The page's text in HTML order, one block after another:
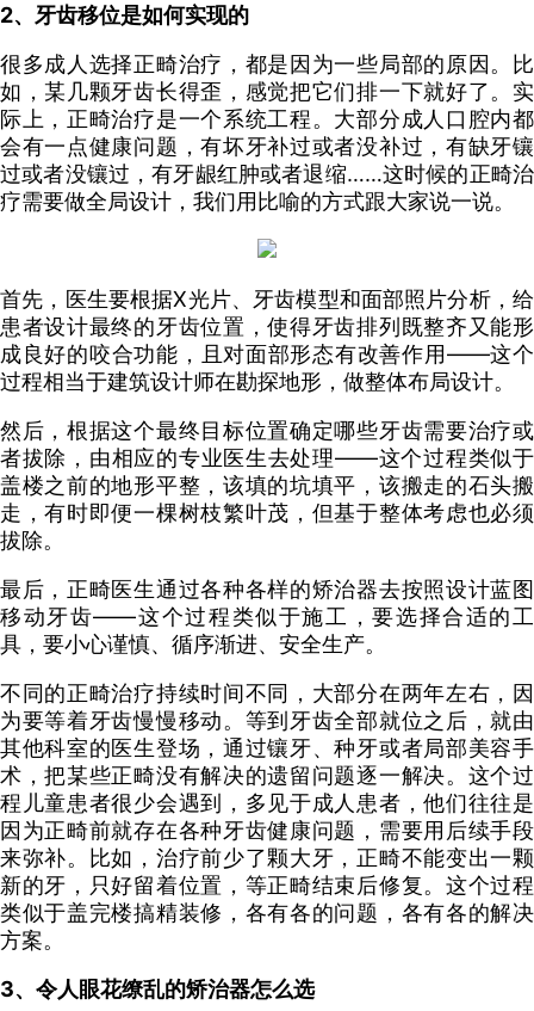
2、牙齿移位是如何实现的
很多成人选择正畸治疗，都是因为一些局部的原因。比
如，某几颗牙齿长得歪，感觉把它们排一下就好了。实
际上，正畸治疗是一个系统工程。大部分成人口腔内都
会有一点健康问题，有坏牙补过或者没补过，有缺牙镶
过或者没镶过，有牙龈红肿或者退缩……这时候的正畸治
疗需要做全局设计，我们用比喻的方式跟大家说一说。
首先，医生要根据X光片、牙齿模型和面部照片分析，给
患者设计最终的牙齿位置，使得牙齿排列既整齐又能形
成良好的咬合功能，且对面部形态有改善作用——这个
过程相当于建筑设计师在勘探地形，做整体布局设计。
然后，根据这个最终目标位置确定哪些牙齿需要治疗或
者拔除，由相应的专业医生去处理——这个过程类似于
盖楼之前的地形平整，该填的坑填平，该搬走的石头搬
走，有时即便一棵树枝繁叶茂，但基于整体考虑也必须
拔除。
最后，正畸医生通过各种各样的矫治器去按照设计蓝图
移动牙齿——这个过程类似于施工，要选择合适的工
具，要小心谨慎、循序渐进、安全生产。
不同的正畸治疗持续时间不同，大部分在两年左右，因
为要等着牙齿慢慢移动。等到牙齿全部就位之后，就由
其他科室的医生登场，通过镶牙、种牙或者局部美容手
术，把某些正畸没有解决的遗留问题逐一解决。这个过
程儿童患者很少会遇到，多见于成人患者，他们往往是
因为正畸前就存在各种牙齿健康问题，需要用后续手段
来弥补。比如，治疗前少了颗大牙，正畸不能变出一颗
新的牙，只好留着位置，等正畸结束后修复。这个过程
类似于盖完楼搞精装修，各有各的问题，各有各的解决
方案。
3、令人眼花缭乱的矫治器怎么选